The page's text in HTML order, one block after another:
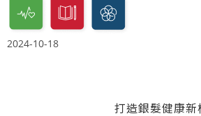
2024-10-18
打造銀髮健康